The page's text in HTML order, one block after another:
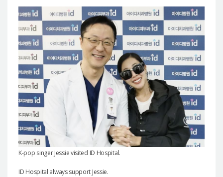
K-pop singer Jessie visited ID Hospital.
ID Hospital always support Jessie.